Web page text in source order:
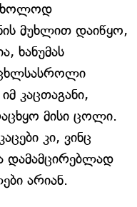
მხოლოდ
მუხლით დაიწყო,
ხანუმას
კაცთაგანი,
მისი ცოლი.
კი, ვინც
დამამცირებლად
არიან.